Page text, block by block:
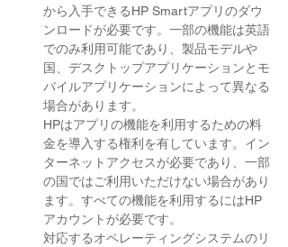
から入手できるHP Smartアプリのダウ
ンロードが必要です。一部の機能は英語
でのみ利用可能であり、製品モデルや
国、デスクトップアプリケーションとモ
バイルアプリケーションによって異なる
場合があります。
HPはアプリの機能を利用するための料
金を導入する権利を有しています。イン
ターネットアクセスが必要であり、一部
の国ではご利用いただけない場合があり
ます。すべての機能を利用するにはHP
アカウントが必要です。
対応するオペレーティングシステムのリ